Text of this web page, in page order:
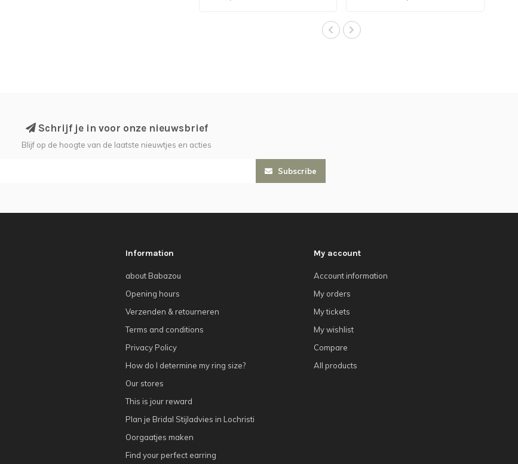
Schrijf je in voor onze nieuwsbrief
Blijf op de hoogte van de laatste nieuwtjes en acties
Subscribe
Information
about Babazou
Opening hours
Verzenden & retourneren
Terms and conditions
Privacy Policy
How do I determine my ring size?
Our stores
This is jour reward
Plan je Bridal Stijladvies in Lochristi
Oorgaatjes maken
Find your perfect earring
My account
Account information
My orders
My tickets
My wishlist
Compare
All products